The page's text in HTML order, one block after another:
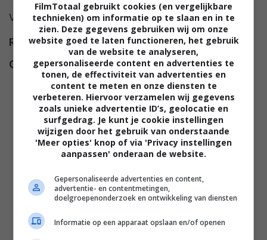
Voor deze film is nog geen synopsis beschikbaar.
Regie Daniel Petrie.
Cast
Christina Collins ,Michael
Tucker,Diana Douglas,Bruce
Boa,Bernard Behrens,Nicolas
Van Burek,Henry Czerny,
Shawn Lawrence,Jill
Eikenberry,Lindsey Connell,
John Friesen,Judith Goodwin
Tara Strong
,Scott Armstrong
Linda Goranson,
Galloway,Linda Griffiths,
Benjamin Barrett,Richard
FilmTotaal gebruikt cookies (en vergelijkbare
technieken) om informatie op te slaan en in te
zien. Deze gegevens gebruiken wij om onze
website goed te laten functioneren, het gebruik
van de website te analyseren,
gepersonaliseerde content en advertenties te
tonen, de effectiviteit van advertenties en
content te meten en onze diensten te
verbeteren. Hiervoor verzamelen wij gegevens
zoals unieke advertentie ID’s, geolocatie en
surfgedrag. Je kunt je cookie instellingen
wijzigen door het gebruik van onderstaande
'Meer opties' knop of via 'Privacy instellingen
aanpassen' onderaan de website.
Gepersonaliseerde advertenties en content,
advertentie- en contentmetingen,
doelgroepenonderzoek en ontwikkeling van diensten
Informatie op een apparaat opslaan en/of openen